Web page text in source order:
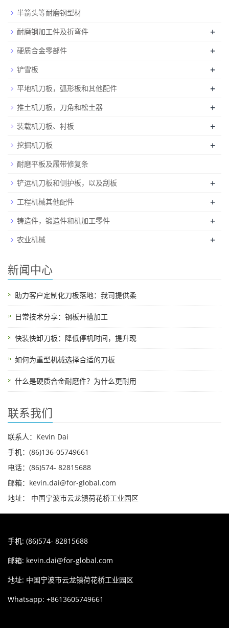
半箭头等耐磨钢型材
耐磨钢加工件及折弯件
+
硬质合金零部件 +
铲雪板 +
平地机刀板，弧形板和其他配件 +
推土机刀板，刀角和松土器 +
装载机刀板、衬板 +
挖掘机刀板 +
耐磨平板及履带修复条
铲运机刀板和侧护板，以及刮板
+
工程机械其他配件 +
铸造件，锻造件和机加工零件 +
农业机械 +
新闻中心
助力客户定制化刀板落地：我司提供柔
日常技术分享：钢板开槽加工
快装快卸刀板：降低停机时间，提升现
如何为重型机械选择合适的刀板
什么是硬质合金耐磨件？为什么更耐用
联系我们
联系人：Kevin Dai
手机：(86)136-05749661
电话：(86)574- 82815688
邮箱：kevin.dai@for-global.com
地址： 中国宁波市云龙镇荷花桥工业园区
手机: (86)574- 82815688
邮箱: kevin.dai@for-global.com
地址: 中国宁波市云龙镇荷花桥工业园区
Whatsapp: +8613605749661